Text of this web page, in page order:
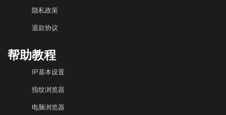
隐私政策
退款协议
帮助教程
IP基本设置
指纹浏览器
电脑浏览器